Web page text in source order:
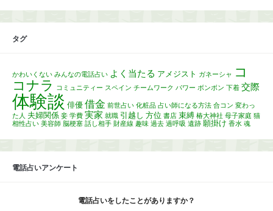
タグ
かわいくない みんなの電話占い よく当たる アメジスト ガネーシャ
コ
コナラ
コミュニティー スペイン チームワーク パワー ボンボン 下着 交際
体験談 俳優 借金 前世占い 化粧品 占い師になる方法 合コン 変わっ
た人 夫婦関係 妾 学費 実家 就職 引越し 方位 書店 束縛 椿大神社 母子家庭 猫
相性占い 美容師 脳梗塞 話し相手 財産線 趣味 過去 過呼吸 遺跡 願掛け 香水 魂
電話占いアンケート
電話占いをしたことがありますか？